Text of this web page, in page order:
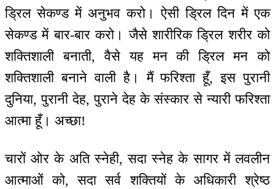
ड्रिल सेकण्ड में अनुभव करो। ऐसी ड्रिल दिन में एक
सेकण्ड में बार-बार करो। जैसे शारीरिक ड्रिल शरीर को
शक्तिशाली बनाती, वैसे यह मन की ड्रिल मन को
शक्तिशाली बनाने वाली है। मैं फरिश्ता हूँ, इस पुरानी
दुनिया, पुरानी देह, पुराने देह के संस्कार से न्यारी फरिश्ता
आत्मा हूँ। अच्छा!
चारों ओर के अति स्नेही, सदा स्नेह के सागर में लवलीन
आत्माओं को, सदा सर्व शक्तियों के अधिकारी श्रेष्ठ